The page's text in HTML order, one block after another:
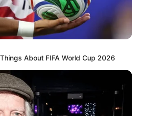
kiakadt a tűzijáték
komplett
ára!”
About FIFA World Cup 2026